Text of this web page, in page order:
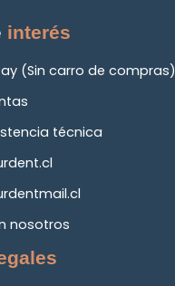
interés
(Sin carro de compras)
técnica
nosotros